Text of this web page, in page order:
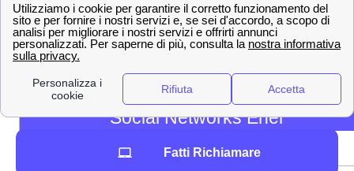
sampellegrinesi possono rivolgersi
Puoi contattare Enel da San Pellegrino Terme anche
sui canali social
all'assistenza clienti ti risponderà in pochi minuti. Gli
account social di Enel
sono:
Social Networks Enel
@enel.energia.10
Fatti Richiamare